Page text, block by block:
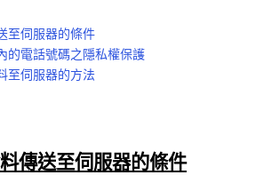
至伺服器的條件
的電話號碼之隱私權保護
至伺服器的方法
傳送至伺服器的條件